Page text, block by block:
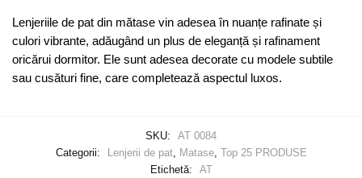
Lenjeriile de pat din mătase vin adesea în nuanțe rafinate și
culori vibrante, adăugând un plus de eleganță și rafinament
oricărui dormitor. Ele sunt adesea decorate cu modele subtile
sau cusături fine, care completează aspectul luxos.
SKU:
AT 0084
Categorii:
Lenjerii de pat, Matase, Top 25 PRODUSE
Etichetă:
AT